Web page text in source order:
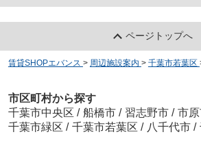
ページトップへ
賃貸SHOPエバンス > 周辺施設案内 > 千葉市若葉区
市区町村から探す
千葉市中央区 / 船橋市 / 習志野市 / 市
千葉市緑区 / 千葉市若葉区 / 八千代市 /